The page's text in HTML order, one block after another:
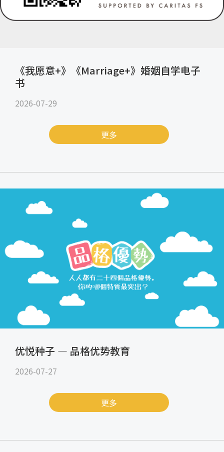
《我愿意+》《Marriage+》婚姻自学电子
书
2026-07-29
更多
优悦种子 — 品格优势教育
2026-07-27
更多